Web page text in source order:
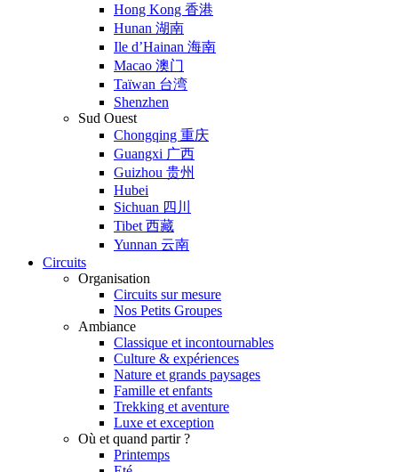
Hong Kong 香港
Hunan 湖南
Ile d’Hainan 海南
Macao 澳门
Taïwan 台湾
Shenzhen
Sud Ouest
Chongqing 重庆
Guangxi 广西
Guizhou 贵州
Hubei
Sichuan 四川
Tibet 西藏
Yunnan 云南
Circuits
Organisation
Circuits sur mesure
Nos Petits Groupes
Ambiance
Classique et incontournables
Culture & expériences
Nature et grands paysages
Famille et enfants
Trekking et aventure
Luxe et exception
Où et quand partir ?
Printemps